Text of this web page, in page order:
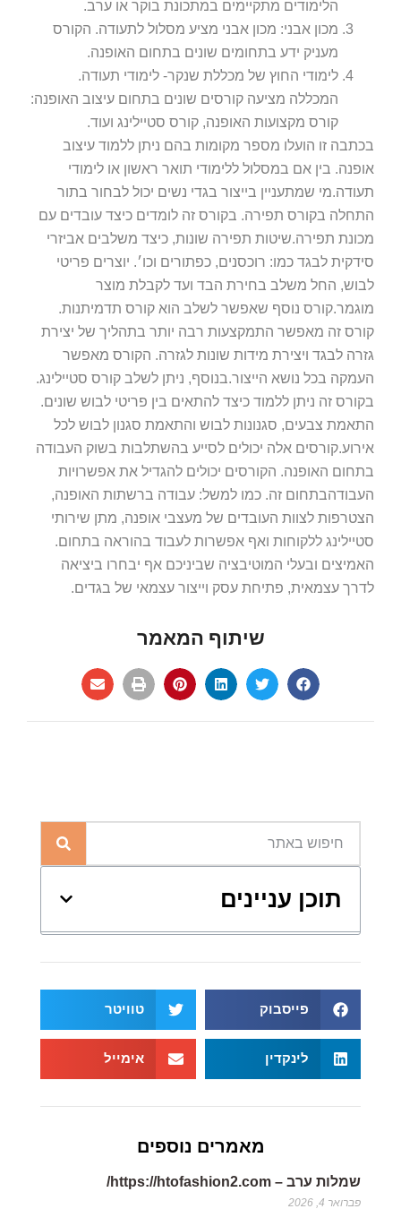
הלימודים מתקיימים במתכונת בוקר או ערב.
מכון אבני: מכון אבני מציע מסלול לתעודה. הקורס
מעניק ידע בתחומים שונים בתחום האופנה.
לימודי החוץ של מכללת שנקר- לימודי תעודה.
המכללה מציעה קורסים שונים בתחום עיצוב האופנה:
קורס מקצועות האופנה, קורס סטיילינג ועוד.
בכתבה זו הועלו מספר מקומות בהם ניתן ללמוד עיצוב
אופנה. בין אם במסלול ללימודי תואר ראשון או לימודי
תעודה.מי שמתעניין בייצור בגדי נשים יכול לבחור בתור
התחלה בקורס תפירה. בקורס זה לומדים כיצד עובדים עם
מכונת תפירה.שיטות תפירה שונות, כיצד משלבים אביזרי
סידקית לבגד כמו: רוכסנים, כפתורים וכו׳. יוצרים פריטי
לבוש, החל משלב בחירת הבד ועד לקבלת מוצר
מוגמר.קורס נוסף שאפשר לשלב הוא קורס תדמיתנות.
קורס זה מאפשר התמקצעות רבה יותר בתהליך של יצירת
גזרה לבגד ויצירת מידות שונות לגזרה. הקורס מאפשר
העמקה בכל נושא הייצור.בנוסף, ניתן לשלב קורס סטיילינג.
בקורס זה ניתן ללמוד כיצד להתאים בין פריטי לבוש שונים.
התאמת צבעים, סגנונות לבוש והתאמת סגנון לבוש לכל
אירוע.קורסים אלה יכולים לסייע בהשתלבות בשוק העבודה
בתחום האופנה. הקורסים יכולים להגדיל את אפשרויות
העבודהבתחום זה. כמו למשל: עבודה ברשתות האופנה,
הצטרפות לצוות העובדים של מעצבי אופנה, מתן שירותי
סטיילינג ללקוחות ואף אפשרות לעבוד בהוראה בתחום.
האמיצים ובעלי המוטיבציה שביניכם אף יבחרו ביציאה
לדרך עצמאית, פתיחת עסק וייצור עצמאי של בגדים.
שיתוף המאמר
תוכן עניינים
פייסבוק טוויטר
לינקדין אימייל
מאמרים נוספים
שמלות ערב – https://htofashion2.com/
פברואר 4, 2026